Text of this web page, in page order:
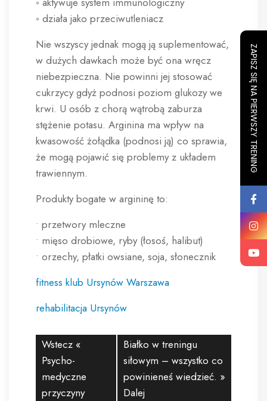
◦ działa jako przeciwutleniacz
Nie wszyscy jednak mogą ją suplementować,
w dużych dawkach może być ona wręcz
niebezpieczna. Nie powinni jej stosować
cukrzycy gdyż podnosi poziom glukozy we
krwi. U osób z chorą wątrobą zaburza
stężenie potasu. Arginina ma wpływ na
kwasowość żołądka (podnosi ją) co sprawia,
że mogą pojawić się problemy z układem
trawiennym.
Produkty bogate w argininę to:
• przetwory mleczne
• mięso drobiowe, ryby (łosoś, halibut)
• orzechy, płatki owsiane, soja, słonecznik
fitness klub Ursynów Warszawa
rehabilitacja Ursynów
Wstecz «
Psycho-
medyczne
przyczyny
Białko w treningu
siłowym – wszystko co
powinieneś wiedzieć. »
Dalej
ZAPISZ SIĘ NA PIERWSZY TRENING